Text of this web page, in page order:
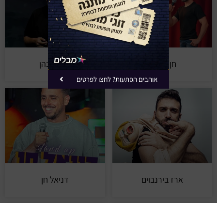
חן מזרחי דניאל כהן
ארז בירנבוים דניאל חן
אוהבים הפתעות? לחצו לפרטים